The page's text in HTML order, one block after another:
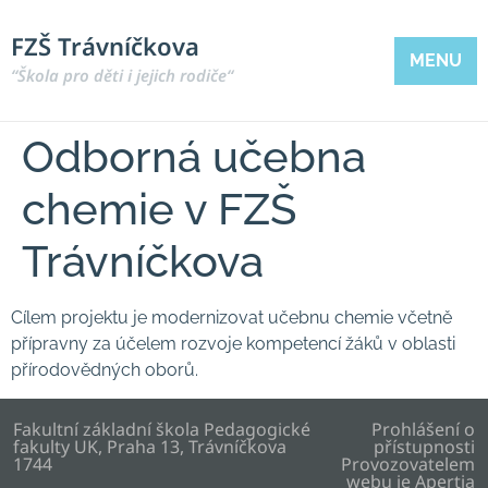
FZŠ Trávníčkova
“Škola pro děti i jejich rodiče“
MENU
Odborná učebna
chemie v FZŠ
Trávníčkova
Cílem projektu je modernizovat učebnu chemie včetně
přípravny za účelem rozvoje kompetencí žáků v oblasti
přírodovědných oborů.
Fakultní základní škola Pedagogické
fakulty UK, Praha 13, Trávníčkova
1744
Prohlášení o
přístupnosti
Provozovatelem
webu je Apertia